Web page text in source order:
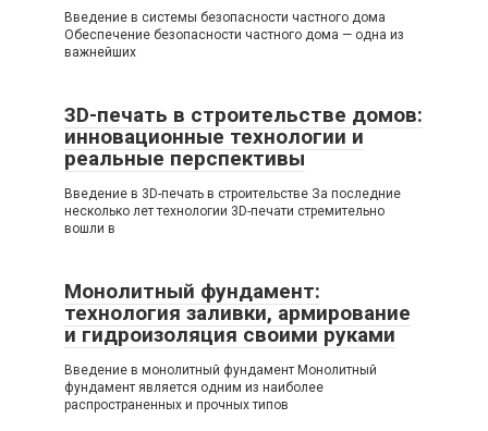
Введение в системы безопасности частного дома
Обеспечение безопасности частного дома — одна из
важнейших
3D-печать в строительстве домов:
инновационные технологии и
реальные перспективы
Введение в 3D-печать в строительстве За последние
несколько лет технологии 3D-печати стремительно
вошли в
Монолитный фундамент:
технология заливки, армирование
и гидроизоляция своими руками
Введение в монолитный фундамент Монолитный
фундамент является одним из наиболее
распространенных и прочных типов